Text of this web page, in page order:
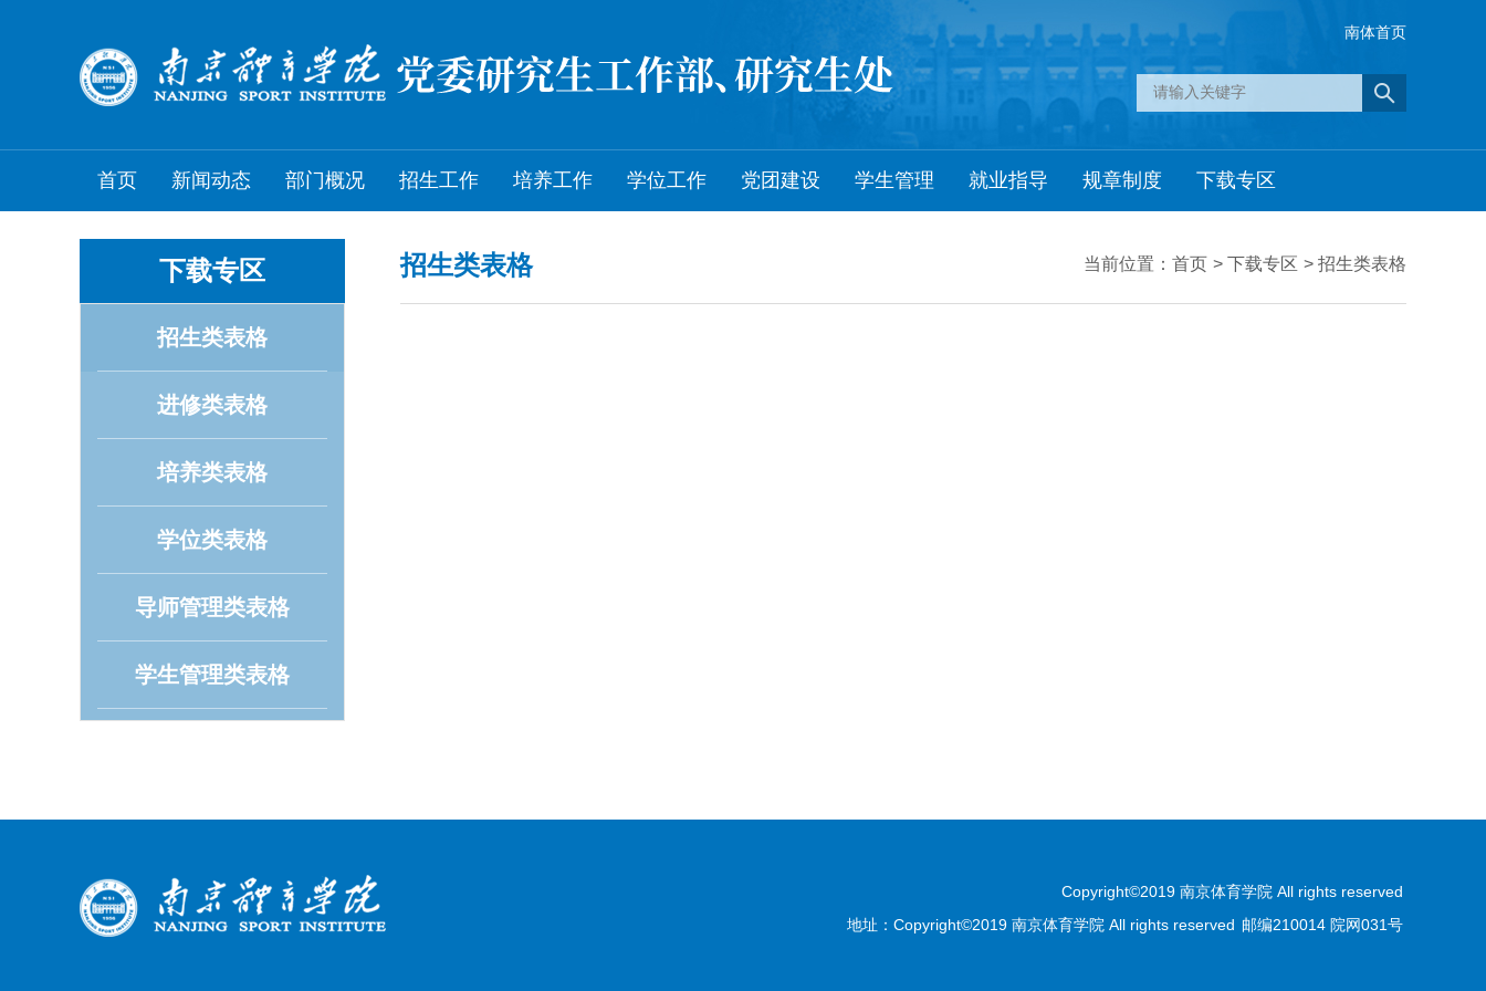
南体首页
首页 新闻动态 部门概况 招生工作 培养工作 学位工作 党团建设 学生管理 就业指导 规章制度 下载专区
下载专区
招生类表格
进修类表格
培养类表格
学位类表格
导师管理类表格
学生管理类表格
当前位置： 首页 > 下载专区 > 招生类表格
招生类表格
Copyright©2019 南京体育学院 All rights reserved
地址：Copyright©2019 南京体育学院 All rights reserved 邮编210014 院网031号